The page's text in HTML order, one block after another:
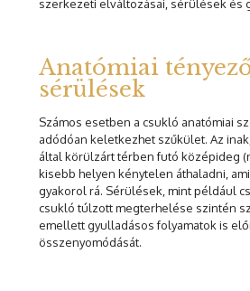
szerkezeti elváltozásai, sérülések és
Anatómiai
sérülések
Számos esetben a csukló anatómiai
adódóan keletkezhet szűkület. Az
által körülzárt térben futó középideg
kisebb helyen kénytelen áthaladni,
gyakorol rá. Sérülések, mint például
csukló túlzott megterhelése szintén
emellett gyulladásos folyamatok is
összenyomódását.